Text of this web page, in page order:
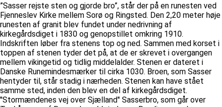
”Sasser rejste sten og gjorde bro”, står der på en runesten ved
Fjenneslev Kirke mellem Sorø og Ringsted. Den 2,20 meter høje
runesten af granit blev fundet under nedrivning af
kirkegårdsdiget i 1830 og genopstillet omkring 1910.
Indskriften løber fra stenens top og ned. Sammen med korset i
toppen af stenen tyder det på, at de er skrevet i overgangen
mellem vikingetid og tidlig middelalder. Stenen er dateret i
Danske Runemindesmærker til cirka 1030. Broen, som Sasser
hentyder til, står stadig i nærheden. Stenen kan have stået
samme sted, inden den blev en del af kirkegårdsdiget.
''Stormændenes vej over Sjælland'' Sasserbro, som går over